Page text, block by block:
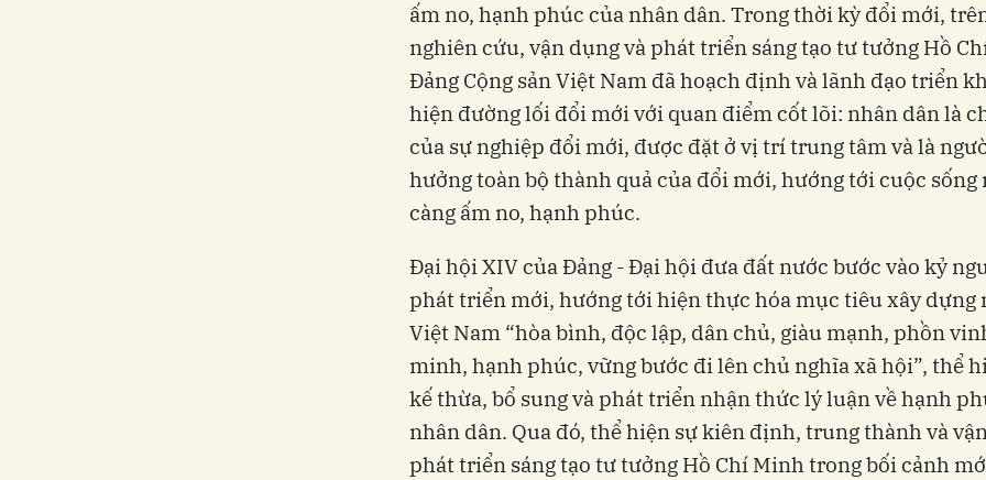
ấm no, hạnh phúc của nhân dân. Trong thời kỳ đổi mới,
nghiên cứu, vận dụng và phát triển sáng tạo tư tưởng Hồ
Đảng Cộng sản Việt Nam đã hoạch định và lãnh đạo triển
hiện đường lối đổi mới với quan điểm cốt lõi: nhân dân là
của sự nghiệp đổi mới, được đặt ở vị trí trung tâm và là
hưởng toàn bộ thành quả của đổi mới, hướng tới cuộc sống
càng ấm no, hạnh phúc.
Đại hội XIV của Đảng - Đại hội đưa đất nước bước vào kỷ
phát triển mới, hướng tới hiện thực hóa mục tiêu xây dựng
Việt Nam “hòa bình, độc lập, dân chủ, giàu mạnh, phồn
minh, hạnh phúc, vững bước đi lên chủ nghĩa xã hội”, thể
kế thừa, bổ sung và phát triển nhận thức lý luận về hạnh
nhân dân. Qua đó, thể hiện sự kiên định, trung thành và
phát triển sáng tạo tư tưởng Hồ Chí Minh trong bối cảnh